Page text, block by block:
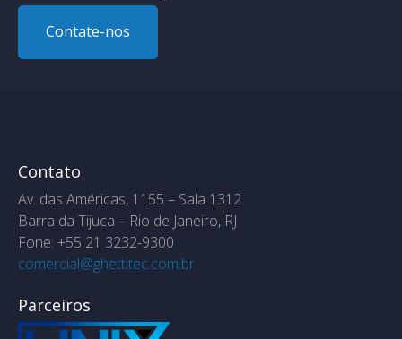
Contate-nos
Contato
Av. das Américas, 1155 – Sala 1312
Barra da Tijuca – Rio de Janeiro, RJ
Fone: +55 21 3232-9300
comercial@ghettitec.com.br
Parceiros